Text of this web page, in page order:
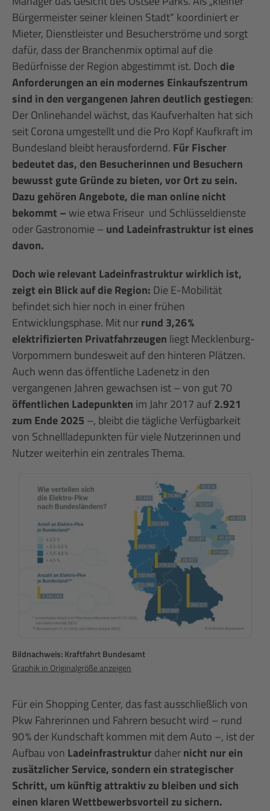
Bürgermeister seiner kleinen Stadt“ koordiniert er
Mieter, Dienstleister und Besucherströme und sorgt
dafür, dass der Branchenmix optimal auf die
Bedürfnisse der Region abgestimmt ist. Doch die
Anforderungen an ein modernes Einkaufszentrum
sind in den vergangenen Jahren deutlich gestiegen:
Der Onlinehandel wächst, das Kaufverhalten hat sich
seit Corona umgestellt und die Pro Kopf Kaufkraft im
Bundesland bleibt herausfordernd. Für Fischer
bedeutet das, den Besucherinnen und Besuchern
bewusst gute Gründe zu bieten, vor Ort zu sein.
Dazu gehören Angebote, die man online nicht
bekommt –wie etwa Friseur und Schlüsseldienste
oder Gastronomie – und Ladeinfrastruktur ist eines
davon.
Doch wie relevant Ladeinfrastruktur wirklich ist,
zeigt ein Blick auf die Region: Die E-Mobilität
befindet sich hier noch in einer frühen
Entwicklungsphase. Mit nurrund 3,26 %
elektrifizierten Privatfahrzeugen liegt Mecklenburg-
Vorpommern bundesweit auf den hinteren Plätzen.
Auch wenn das öffentliche Ladenetz in den
vergangenen Jahren gewachsen ist – von gut 70
öffentlichen Ladepunkten im Jahr 2017 auf2.921
zum Ende 2025 –, bleibt die tägliche Verfügbarkeit
von Schnellladepunkten für viele Nutzerinnen und
Nutzer weiterhin ein zentrales Thema.
Bildnachweis: Kraftfahrt Bundesamt
Graphik in Originalgröße anzeigen
Für ein Shopping Center, das fast ausschließlich von
Pkw Fahrerinnen und Fahrern besucht wird – rund
90 % der Kundschaft kommen mit dem Auto –, ist der
Aufbau von Ladeinfrastrukturdahernicht nur ein
zusätzlicher Service, sondern ein strategischer
Schritt, um künftig attraktiv zu bleiben und sich
einen klaren Wettbewerbsvorteil zu sichern.